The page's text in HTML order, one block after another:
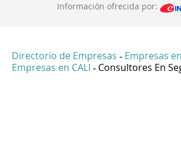
Información ofrecida por:
Directorio de Empresas - Empresas
Empresas en CALI - Consultores En